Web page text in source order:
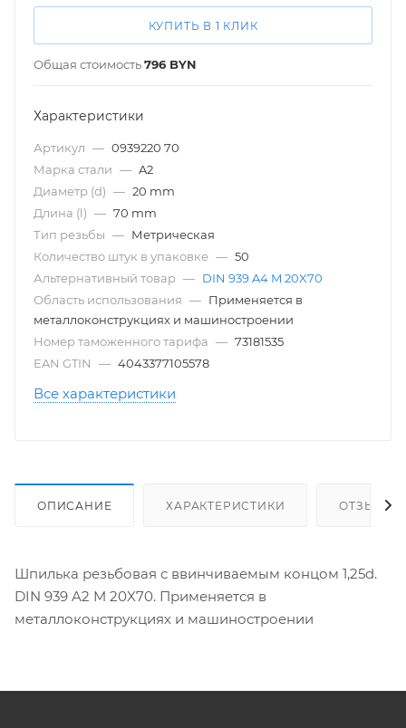
КУПИТЬ В 1 КЛИК
Общая стоимость796 BYN
Характеристики
Артикул — 0939220 70
Марка стали — A2
Диаметр (d) — 20 mm
Длина (l) — 70 mm
Тип резьбы — Метрическая
Количество штук в упаковке — 50
Альтернативный товар — DIN 939 A4 M 20X70
Область использования — Применяется в
металлоконструкциях и машиностроении
Номер таможенного тарифа — 73181535
EAN GTIN
— 4043377105578
Все характеристики
ОПИСАНИЕ ХАРАКТЕРИСТИКИ ОТЗЫВЫ
Шпилька резьбовая с ввинчиваемым концом 1,25d.
DIN 939 A2 M 20X70. Применяется в
металлоконструкциях и машиностроении